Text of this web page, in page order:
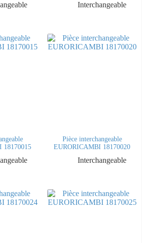
Interchangeable
18170015
Pièce interchangeable
EURORICAMBI 18170020
Interchangeable